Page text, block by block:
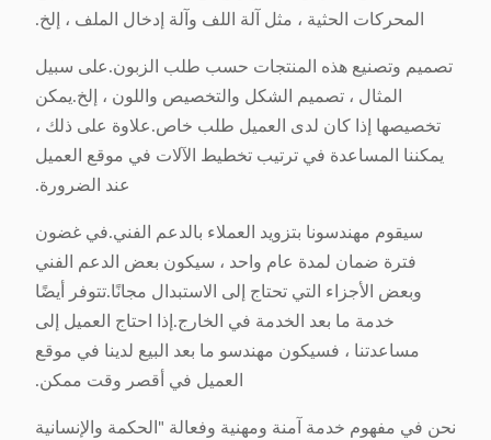
المحركات الحثية ، مثل آلة اللف وآلة إدخال الملف ، إلخ.
تصميم وتصنيع هذه المنتجات حسب طلب الزبون.على سبيل
المثال ، تصميم الشكل والتخصيص واللون ، إلخ.يمكن
تخصيصها إذا كان لدى العميل طلب خاص.علاوة على ذلك ،
يمكننا المساعدة في ترتيب تخطيط الآلات في موقع العميل
عند الضرورة.
سيقوم مهندسونا بتزويد العملاء بالدعم الفني.في غضون
فترة ضمان لمدة عام واحد ، سيكون بعض الدعم الفني
وبعض الأجزاء التي تحتاج إلى الاستبدال مجانًا.تتوفر أيضًا
خدمة ما بعد الخدمة في الخارج.إذا احتاج العميل إلى
مساعدتنا ، فسيكون مهندسو ما بعد البيع لدينا في موقع
العميل في أقصر وقت ممكن.
نحن في مفهوم خدمة آمنة ومهنية وفعالة "الحكمة والإنسانية